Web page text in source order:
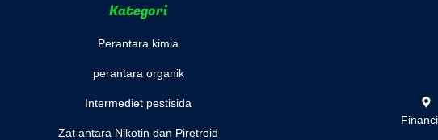
Kategori
Perantara kimia
perantara organik
Intermediet pestisida
Zat antara Nikotin dan Piretroid